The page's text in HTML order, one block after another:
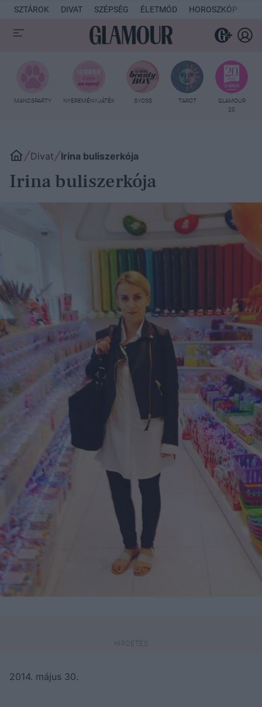
SZTÁROK DIVAT SZÉPSÉG ÉLETMÓD HOROSZKÓP
MANCSPARTY NYEREMÉNYJÁTÉK SYOSS TAROT
GLAMOUR
20
Divat Irina buliszerkója
Irina buliszerkója
2014. május 30.